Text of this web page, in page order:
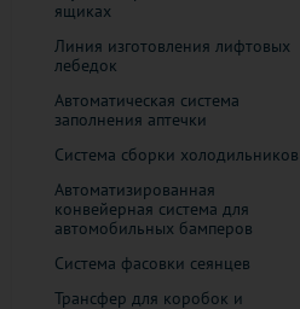
ящиках
Линия изготовления лифтовых
лебедок
Автоматическая система
заполнения аптечки
Система сборки холодильников
Автоматизированная
конвейерная система для
автомобильных бамперов
Система фасовки сеянцев
Трансфер для коробок и